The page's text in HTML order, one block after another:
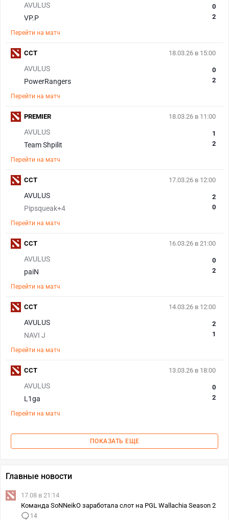
AVULUS
VP.P
0
2
Перейти на матч
18.03.26 в 15:00
AVULUS
PowerRangers
0
2
Перейти на матч
CCT
18.03.26 в 11:00
AVULUS
Team Shpilit
1
2
Перейти на матч
PREMIER
17.03.26 в 12:00
AVULUS
Pipsqueak+4
2
0
Перейти на матч
CCT
16.03.26 в 21:00
AVULUS
paiN
0
2
Перейти на матч
CCT
14.03.26 в 12:00
AVULUS
NAVI J
2
1
Перейти на матч
CCT
13.03.26 в 18:00
AVULUS
L1ga
0
2
Перейти на матч
CCT
ПОКАЗАТЬ ЕЩЕ
Главные новости
17.08 в 21:14
Команда SoNNeikO заработала слот на PGL Wallachia Season 2
14